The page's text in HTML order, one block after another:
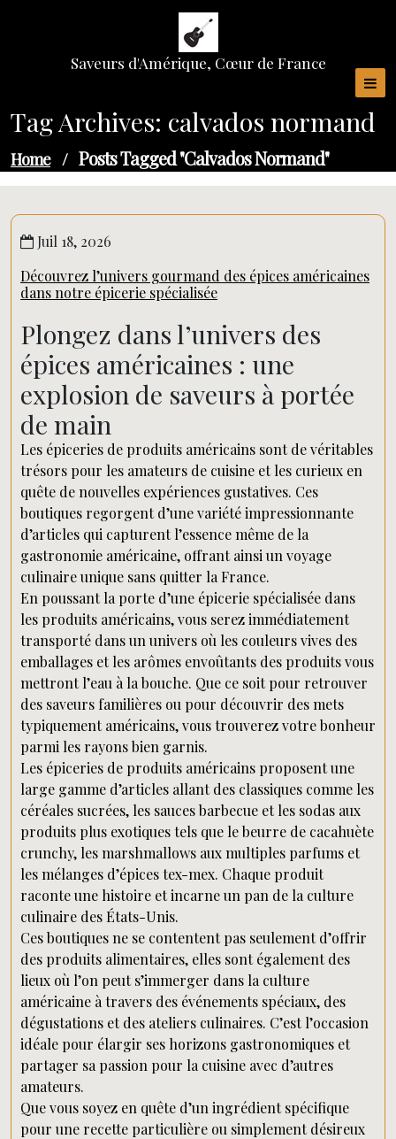
Saveurs d'Amérique, Cœur de France
Tag Archives: calvados normand
Home / Posts Tagged "calvados Normand"
Juil 18, 2026
Découvrez l’univers gourmand des épices américaines
dans notre épicerie spécialisée
Plongez dans l’univers des
épices américaines : une
explosion de saveurs à portée
de main
Les épiceries de produits américains sont de véritables
trésors pour les amateurs de cuisine et les curieux en
quête de nouvelles expériences gustatives. Ces
boutiques regorgent d’une variété impressionnante
d’articles qui capturent l’essence même de la
gastronomie américaine, offrant ainsi un voyage
culinaire unique sans quitter la France.
En poussant la porte d’une épicerie spécialisée dans
les produits américains, vous serez immédiatement
transporté dans un univers où les couleurs vives des
emballages et les arômes envoûtants des produits vous
mettront l’eau à la bouche. Que ce soit pour retrouver
des saveurs familières ou pour découvrir des mets
typiquement américains, vous trouverez votre bonheur
parmi les rayons bien garnis.
Les épiceries de produits américains proposent une
large gamme d’articles allant des classiques comme les
céréales sucrées, les sauces barbecue et les sodas aux
produits plus exotiques tels que le beurre de cacahuète
crunchy, les marshmallows aux multiples parfums et
les mélanges d’épices tex-mex. Chaque produit
raconte une histoire et incarne un pan de la culture
culinaire des États-Unis.
Ces boutiques ne se contentent pas seulement d’offrir
des produits alimentaires, elles sont également des
lieux où l’on peut s’immerger dans la culture
américaine à travers des événements spéciaux, des
dégustations et des ateliers culinaires. C’est l’occasion
idéale pour élargir ses horizons gastronomiques et
partager sa passion pour la cuisine avec d’autres
amateurs.
Que vous soyez en quête d’un ingrédient spécifique
pour une recette particulière ou simplement désireux